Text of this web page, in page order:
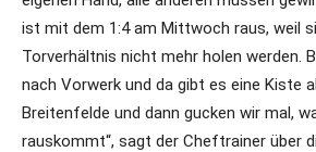
ist mit dem 1:4 am Mittwoch raus, weil
Torverhältnis nicht mehr holen werden.
nach Vorwerk und da gibt es eine Kiste
Breitenfelde und dann gucken wir mal,
rauskommt“, sagt der Cheftrainer über